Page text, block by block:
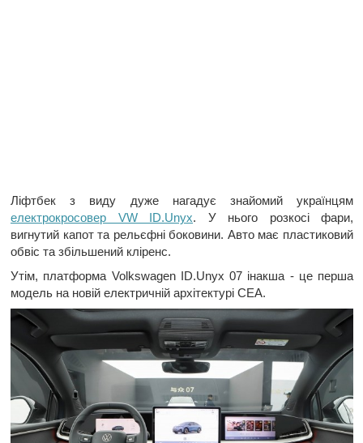
Ліфтбек з виду дуже нагадує знайомий українцям
електрокросовер VW ID.Unyx. У нього розкосі фари,
вигнутий капот та рельєфні боковини. Авто має пластиковий
обвіс та збільшений кліренс.
Утім, платформа Volkswagen ID.Unyx 07 інакша - це перша
модель на новій електричній архітектурі СЕА.